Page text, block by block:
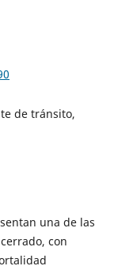
de tránsito,
una de las
con